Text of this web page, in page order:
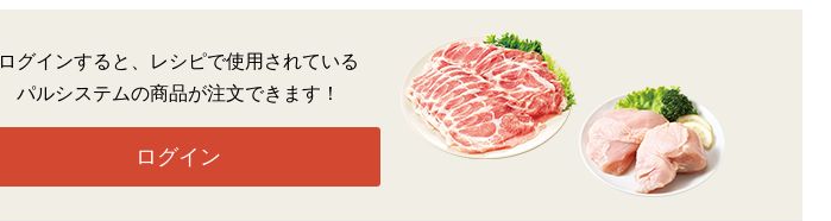
ログインすると、レシピで使用されている
パルシステムの商品が注文できます！
ログイン